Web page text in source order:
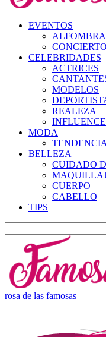
EVENTOS
ALFOMBRA
CELEBRIDADES
ACTRICES
MODELOS
REALEZA
MODA
BELLEZA
CUIDADO
CUERPO
CABELLO
TIPS
rosa de las famosas